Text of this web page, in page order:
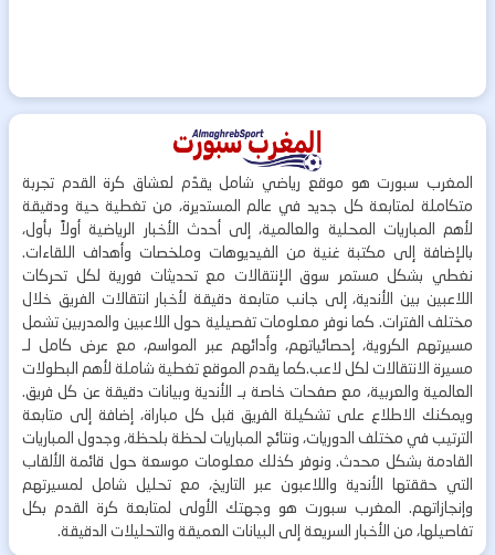
المغرب سبورت هو موقع رياضي شامل يقدّم لعشاق كرة القدم تجربة
متكاملة لمتابعة كل جديد في عالم المستديرة، من تغطية حية ودقيقة
لأهم المباريات المحلية والعالمية، إلى أحدث الأخبار الرياضية أولاً بأول،
بالإضافة إلى مكتبة غنية من الفيديوهات وملخصات وأهداف اللقاءات.
نغطي بشكل مستمر سوق الإنتقالات مع تحديثات فورية لكل تحركات
اللاعبين بين الأندية، إلى جانب متابعة دقيقة لأخبار انتقالات الفريق خلال
مختلف الفترات. كما نوفر معلومات تفصيلية حول اللاعبين والمدربين تشمل
مسيرتهم الكروية، إحصائياتهم، وأدائهم عبر المواسم، مع عرض كامل لـ
مسيرة الانتقالات لكل لاعب.كما يقدم الموقع تغطية شاملة لأهم البطولات
العالمية والعربية، مع صفحات خاصة بـ الأندية وبيانات دقيقة عن كل فريق.
ويمكنك الاطلاع على تشكيلة الفريق قبل كل مباراة، إضافة إلى متابعة
الترتيب في مختلف الدوريات، ونتائج المباريات لحظة بلحظة، وجدول المباريات
القادمة بشكل محدث. ونوفر كذلك معلومات موسعة حول قائمة الألقاب
التي حققتها الأندية واللاعبون عبر التاريخ، مع تحليل شامل لمسيرتهم
وإنجازاتهم. المغرب سبورت هو وجهتك الأولى لمتابعة كرة القدم بكل
تفاصيلها، من الأخبار السريعة إلى البيانات العميقة والتحليلات الدقيقة.